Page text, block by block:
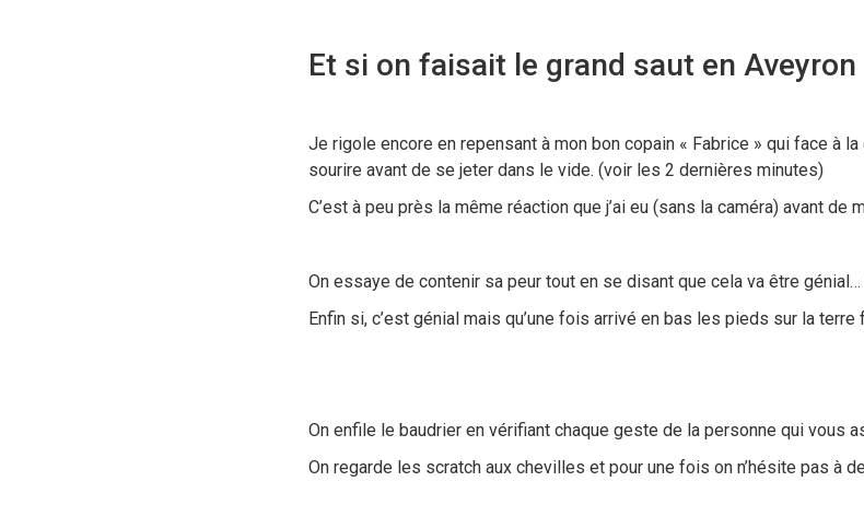
Et si on faisait le grand saut en Aveyron
Je rigole encore en repensant à mon bon copain « Fabrice » qui face à la
sourire avant de se jeter dans le vide. (voir les 2 dernières minutes)
C’est à peu près la même réaction que j’ai eu (sans la caméra) avant de
On essaye de contenir sa peur tout en se disant que cela va être génial…
Enfin si, c’est génial mais qu’une fois arrivé en bas les pieds sur la terre
On enfile le baudrier en vérifiant chaque geste de la personne qui vous
On regarde les scratch aux chevilles et pour une fois on n’hésite pas à